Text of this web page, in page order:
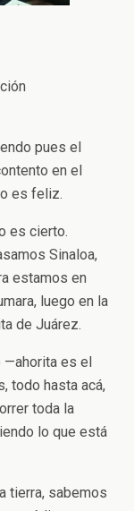
pues el
en el
es feliz.
es cierto.
Sinaloa,
estamos en
luego en la
de Juárez.
—ahorita es el
todo hasta acá,
toda la
lo que está
tierra, sabemos